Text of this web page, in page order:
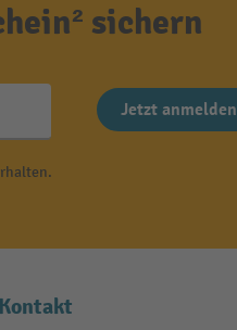
sichern
Jetzt anmelden
Kontakt